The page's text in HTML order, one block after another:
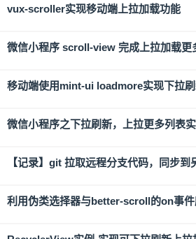
vux-scroller实现移动端上拉加载功能
微信小程序 scroll-view 完成上拉加载更
移动端使用mint-ui loadmore实现下拉
微信小程序之下拉刷新，上拉更多列表
【记录】git 拉取远程分支代码，同步到
利用伪类选择器与better-scroll的on事